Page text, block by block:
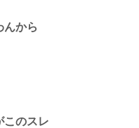
んから
このスレ